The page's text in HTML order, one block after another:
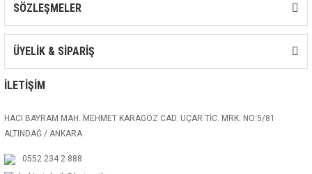
SÖZLEŞMELER
ÜYELİK & SİPARİŞ
İLETİŞİM
HACI BAYRAM MAH. MEHMET KARAGÖZ CAD. UÇAR TİC. MRK. NO:5/81
ALTINDAĞ / ANKARA
0552 234 2 888